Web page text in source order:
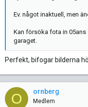
Ev. något inaktuell, men
Kan försöka fota in 05ans
garaget.
Perfekt, bifogar bilderna
O ornberg
Medlem